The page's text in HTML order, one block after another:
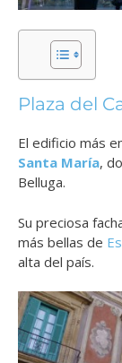
Plaza del
El edificio más
Santa María,
Belluga.
Su preciosa
más bellas de
alta del país.